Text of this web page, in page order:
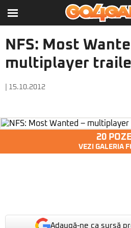
NFS: Most
multiplayer
| 15.10.2012
20 POZE
VEZI GALERIA
Adaugă-ne ca sursă